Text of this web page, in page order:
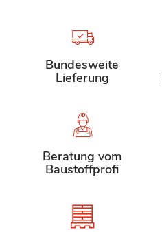
Bundesweite
Lieferung
Beratung vom
Baustoffprofi